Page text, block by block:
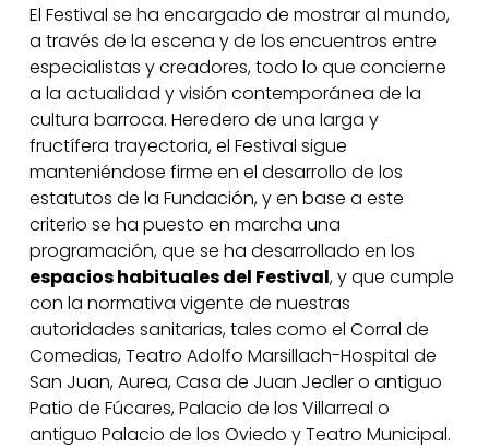
El Festival se ha encargado de mostrar al mundo,
a través de la escena y de los encuentros entre
especialistas y creadores, todo lo que concierne
a la actualidad y visión contemporánea de la
cultura barroca. Heredero de una larga y
fructífera trayectoria, el Festival sigue
manteniéndose firme en el desarrollo de los
estatutos de la Fundación, y en base a este
criterio se ha puesto en marcha una
programación, que se ha desarrollado en los
espacios habituales del Festival, y que cumple
con la normativa vigente de nuestras
autoridades sanitarias, tales como el Corral de
Comedias, Teatro Adolfo Marsillach-Hospital de
San Juan, Aurea, Casa de Juan Jedler o antiguo
Patio de Fúcares, Palacio de los Villarreal o
antiguo Palacio de los Oviedo y Teatro Municipal.